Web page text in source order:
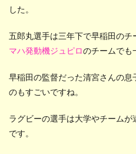
した。
五郎丸選手は三年下で早稲田のチ
マハ発動機ジュピロのチームでも
早稲田の監督だった清宮さんの
のもすごいですね。
ラグビーの選手は大学やチーム
です。